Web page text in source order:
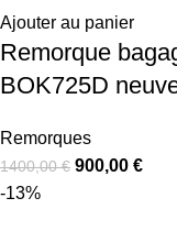
Ajouter au panier
Remorque
BOK725D
Remorques
1400,00€ 900,00 €
-13%